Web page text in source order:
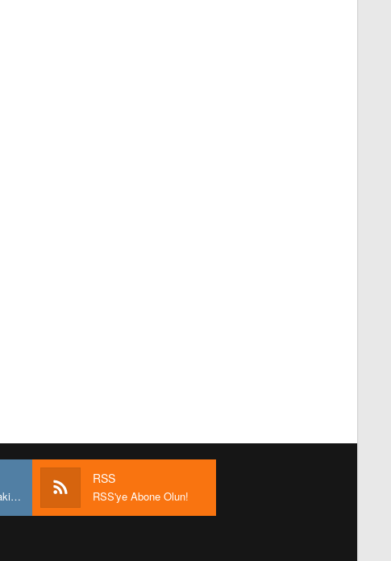
Bizi Instagram'da takip edin
RSS
RSS'ye Abone Olun!